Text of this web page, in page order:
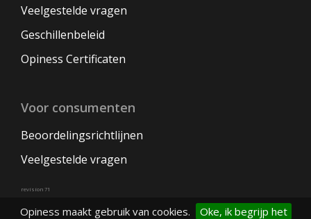
Opiness maakt gebruik van cookies. Oke, ik begrijp het
Veelgestelde vragen
Geschillenbeleid
Opiness Certificaten
Voor consumenten
Beoordelingsrichtlijnen
Veelgestelde vragen
revision 71